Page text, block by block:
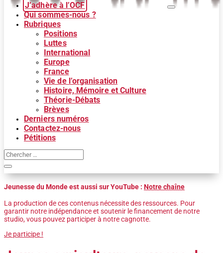
J’adhère à l’OCF
Qui sommes-nous ?
Rubriques
Positions
Luttes
International
Europe
France
Vie de l’organisation
Histoire, Mémoire et Culture
Théorie-Débats
Brèves
Derniers numéros
Contactez-nous
Pétitions
Jeunesse du Monde est aussi sur YouTube : Notre chaîne
La production de ces contenus nécessite des ressources. Pour
garantir notre indépendance et soutenir le financement de notre
studio, vous pouvez participer à notre cagnotte.
Je participe !